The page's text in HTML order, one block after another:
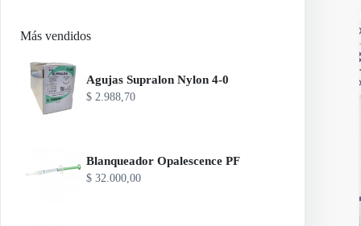
Más vendidos
Agujas Supralon Nylon 4-0
$ 2.988,70
Blanqueador Opalescence PF
$ 32.000,00